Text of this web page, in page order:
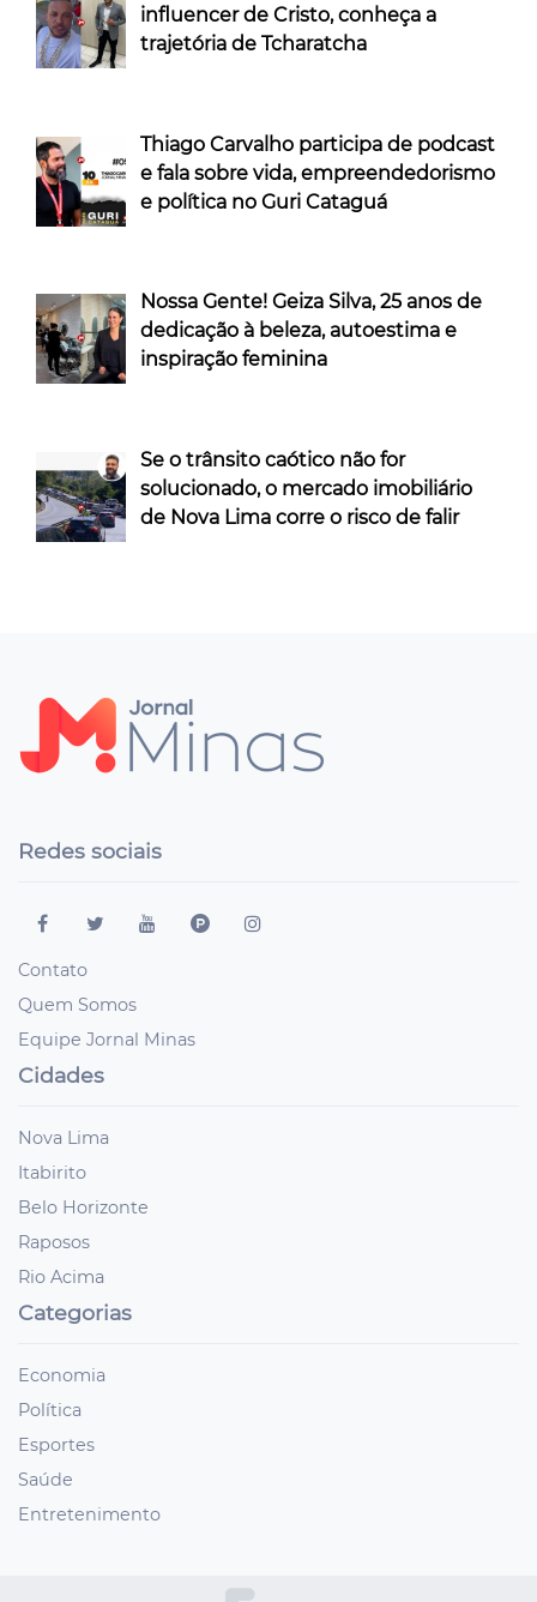
influencer de Cristo, conheça a
trajetória de Tcharatcha
Thiago Carvalho participa de podcast
e fala sobre vida, empreendedorismo
e política no Guri Cataguá
Nossa Gente! Geiza Silva, 25 anos de
dedicação à beleza, autoestima e
inspiração feminina
Se o trânsito caótico não for
solucionado, o mercado imobiliário
de Nova Lima corre o risco de falir
Redes sociais
Contato
Quem Somos
Equipe Jornal Minas
Cidades
Nova Lima
Itabirito
Belo Horizonte
Raposos
Rio Acima
Categorias
Economia
Política
Esportes
Saúde
Entretenimento